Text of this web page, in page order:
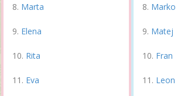
Marta
Elena
Rita
Eva
Marko
Matej
Fran
Leon